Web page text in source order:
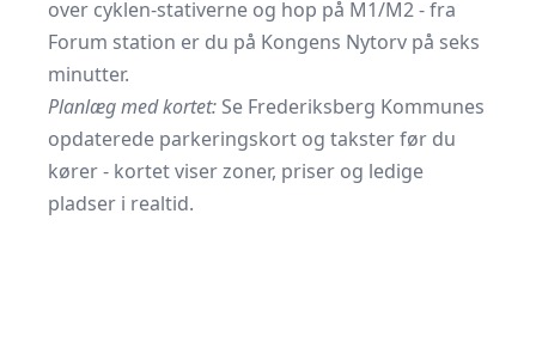
over cyklen-stativerne og hop på M1/M2 - fra
Forum station er du på Kongens Nytorv på seks
minutter.
Planlæg med kortet: Se Frederiksberg Kommunes
opdaterede parkeringskort og taksterfør du
kører - kortet viser zoner, priser og ledige
pladser i realtid.